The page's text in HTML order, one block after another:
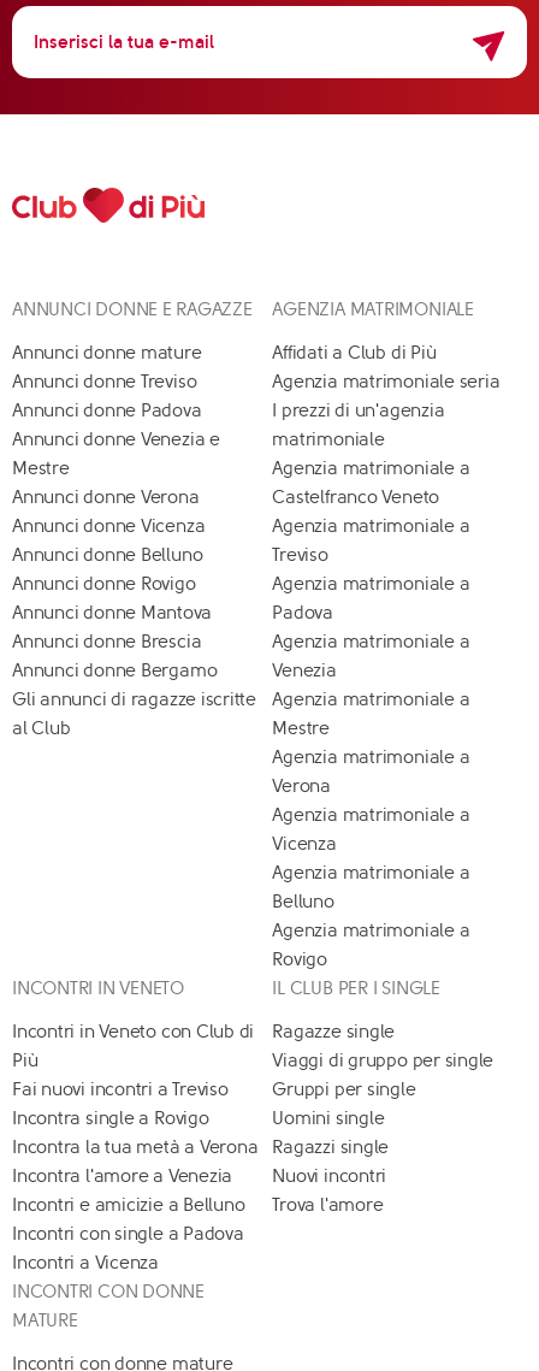
ANNUNCI DONNE E RAGAZZE
Annunci donne mature
Annunci donne Treviso
Annunci donne Padova
Annunci donne Venezia e
Mestre
Annunci donne Verona
Annunci donne Vicenza
Annunci donne Belluno
Annunci donne Rovigo
Annunci donne Mantova
Annunci donne Brescia
Annunci donne Bergamo
Gli annunci di ragazze iscritte
al Club
AGENZIA MATRIMONIALE
Affidati a Club di Più
Agenzia matrimoniale seria
I prezzi di un'agenzia
matrimoniale
Agenzia matrimoniale a
Castelfranco Veneto
Agenzia matrimoniale a
Treviso
Agenzia matrimoniale a
Padova
Agenzia matrimoniale a
Venezia
Agenzia matrimoniale a
Mestre
Agenzia matrimoniale a
Verona
Agenzia matrimoniale a
Vicenza
Agenzia matrimoniale a
Belluno
Agenzia matrimoniale a
Rovigo
INCONTRI IN VENETO
Incontri in Veneto con Club di
Più
Fai nuovi incontri a Treviso
Incontra single a Rovigo
Incontra la tua metà a Verona
Incontra l'amore a Venezia
Incontri e amicizie a Belluno
Incontri con single a Padova
Incontri a Vicenza
IL CLUB PER I SINGLE
Ragazze single
Viaggi di gruppo per single
Gruppi per single
Uomini single
Ragazzi single
Nuovi incontri
Trova l'amore
INCONTRI CON DONNE
MATURE
Incontri con donne mature